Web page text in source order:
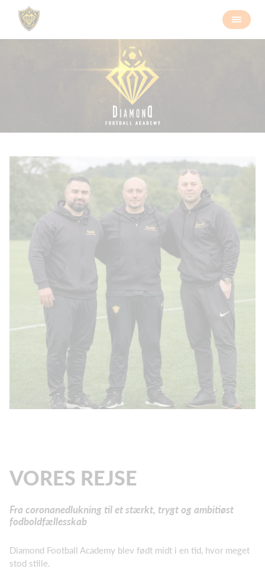
VORES REJSE
Fra coronanedlukning til et stærkt, trygt og ambitiøst
fodboldfællesskab
Diamond Football Academy blev født midt i en tid, hvor meget
stod stille.